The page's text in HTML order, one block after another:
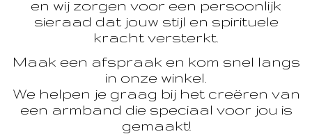
en wij zorgen voor een persoonlijk
sieraad dat jouw stijl en spirituele
kracht versterkt.
Maak een afspraak en kom snel langs
in onze winkel.
We helpen je graag bij het creëren van
een armband die speciaal voor jou is
gemaakt!